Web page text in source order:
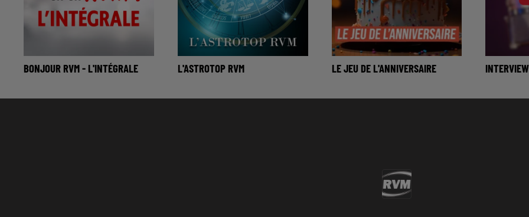
BONJOUR RVM - L'INTÉGRALE L'ASTROTOP RVM LE JEU DE L'ANNIVERSAIRE